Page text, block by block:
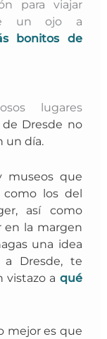
para viajar
un ojo a
bonitos de
lugares
Dresde no
un día.
museos que
como los del
así como
en la margen
una idea
Dresde, te
vistazo a qué
mejor es que